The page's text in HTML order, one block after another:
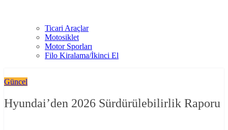
Ticari Araçlar
Motosiklet
Motor Sporları
Filo Kiralama/İkinci El
Güncel
Hyundai’den 2026 Sürdürülebilirlik Raporu